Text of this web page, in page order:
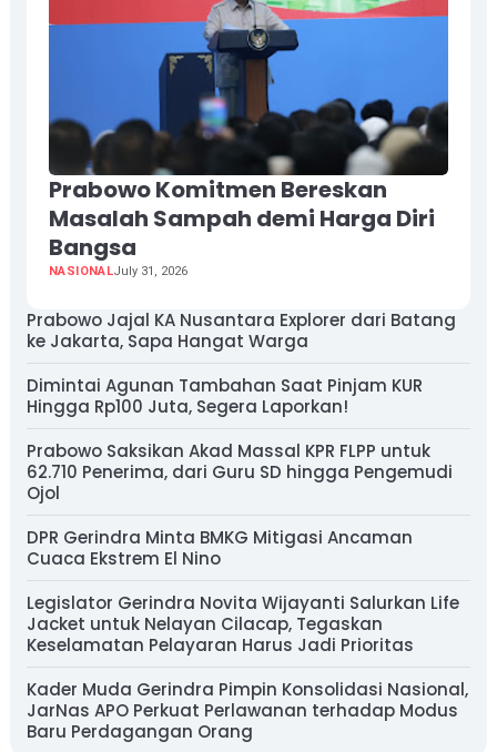
Prabowo Komitmen Bereskan
Masalah Sampah demi Harga Diri
Bangsa
NASIONALJuly 31, 2026
Prabowo Jajal KA Nusantara Explorer dari Batang
ke Jakarta, Sapa Hangat Warga
Dimintai Agunan Tambahan Saat Pinjam KUR
Hingga Rp100 Juta, Segera Laporkan!
Prabowo Saksikan Akad Massal KPR FLPP untuk
62.710 Penerima, dari Guru SD hingga Pengemudi
Ojol
DPR Gerindra Minta BMKG Mitigasi Ancaman
Cuaca Ekstrem El Nino
Legislator Gerindra Novita Wijayanti Salurkan Life
Jacket untuk Nelayan Cilacap, Tegaskan
Keselamatan Pelayaran Harus Jadi Prioritas
Kader Muda Gerindra Pimpin Konsolidasi Nasional,
JarNas APO Perkuat Perlawanan terhadap Modus
Baru Perdagangan Orang